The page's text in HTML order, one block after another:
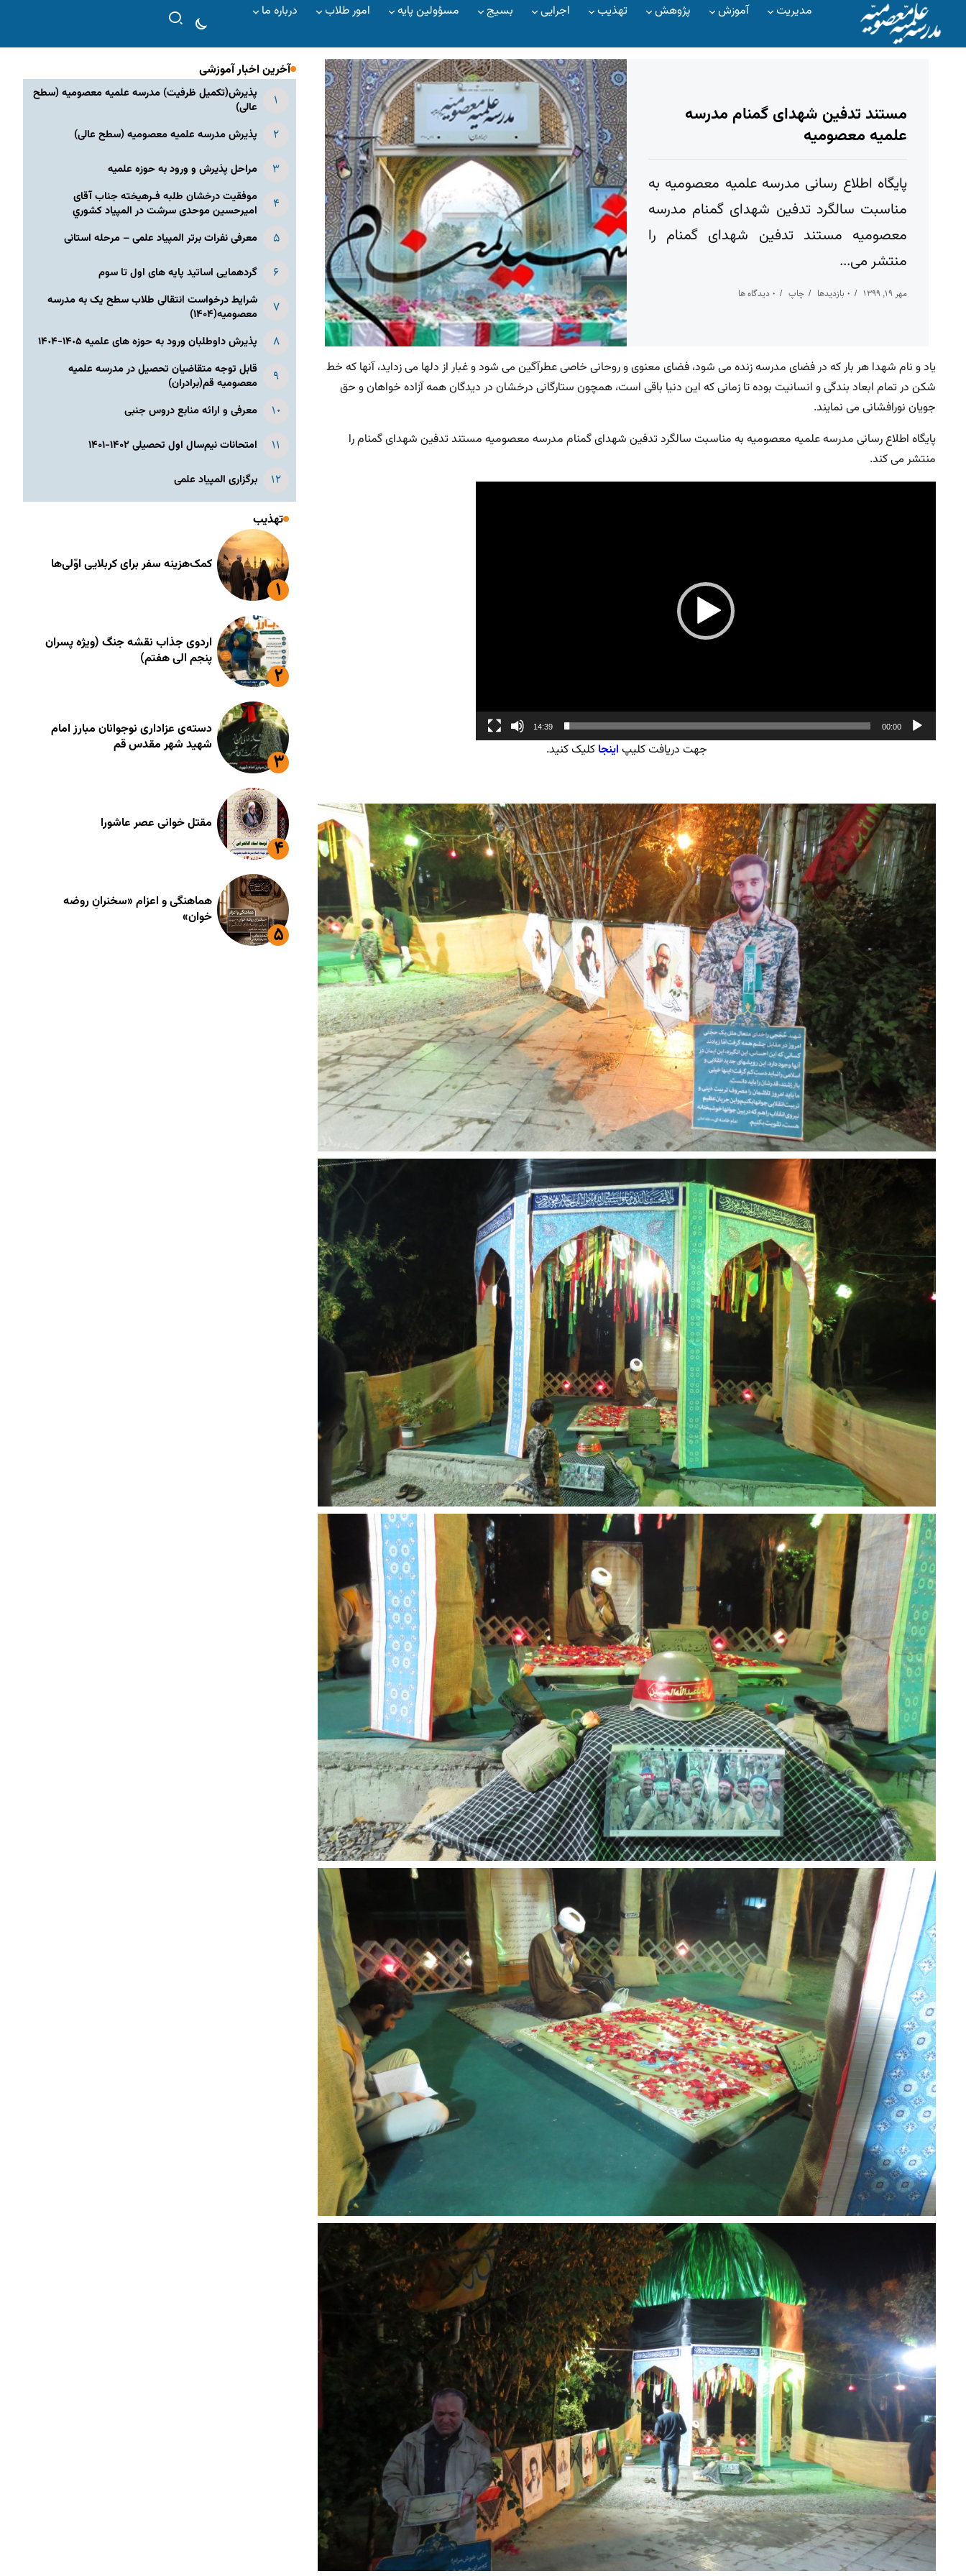
مدیریت آموزش پژوهش تهذیب اجرایی بسیج مسؤولین پایه امور طلاب درباره ما
مستند تدفین شهدای گمنام مدرسه
علمیه معصومیه
پایگاه اطلاع رسانی مدرسه علمیه معصومیه به
مناسبت سالگرد تدفین شهدای گمنام مدرسه
معصومیه مستند تدفین شهدای گمنام را
منتشر می...
مهر ۱۹, ۱۳۹۹ ۰ بازدیدها چاپ ۰ دیدگاه ها
یاد و نام شهدا هر بار که در فضای مدرسه زنده می شود، فضای معنوی و روحانی خاصی عطرآگین می شود و غبار از دلها می زداید، آنها که خط
شکن در تمام ابعاد بندگی و انسانیت بوده تا زمانی که این دنیا باقی است، همچون ستارگانی درخشان در دیدگان همه آزاده خواهان و حق
جویان نورافشانی می نمایند.
پایگاه اطلاع رسانی مدرسه علمیه معصومیه به مناسبت سالگرد تدفین شهدای گمنام مدرسه معصومیه مستند تدفین شهدای گمنام را
منتشر می کند.
00:00
14:39
جهت دریافت کلیپ اینجا کلیک کنید.
آخرین اخبار آموزشی
پذیرش(تکمیل ظرفیت) مدرسه علمیه معصومیه‌ (سطح
عالی)
پذیرش مدرسه علمیه معصومیه‌ (سطح عالی)
مراحل پذیرش و ورود به حوزه علمیه
موفقیت درخشان طلبه فـرهیخته جناب آقای
امیرحسین موحدی سرشت در المپياد كشوري
معرفی نفرات برتر المپیاد علمی – مرحله استانی
گردهمایی اساتید پایه های اول تا سوم
شرایط درخواست انتقالی طلاب سطح یک به مدرسه
معصومیه(۱۴۰۴)
پذیرش داوطلبان ورود به حوزه های علمیه ١۴٠۵-١۴٠۴
قابل توجه متقاضیان تحصیل در مدرسه علمیه
معصومیه قم(برادران)
معرفی و ارائه منابع دروس جنبی
امتحانات نیم‌سال اول تحصیلی ۱۴۰۲-۱۴۰۱
برگزاری المپیاد علمی
تهذیب
کمک‌هزینه سفر برای کربلایی اوّلی‌ها
اردوی جذاب نقشه جنگ (ویژه پسران
پنجم الی هفتم)
دسته‌ی عزاداری نوجوانان مبارز امام
شهید شهر مقدس قم
مقتل خوانی عصر عاشورا
هماهنگی و اعزام «سخنرانِ روضه
خوان»